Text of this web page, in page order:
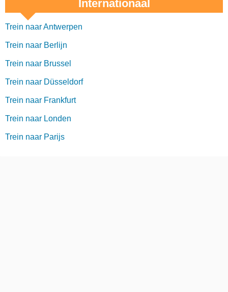
Internationaal
Trein naar Antwerpen
Trein naar Berlijn
Trein naar Brussel
Trein naar Düsseldorf
Trein naar Frankfurt
Trein naar Londen
Trein naar Parijs